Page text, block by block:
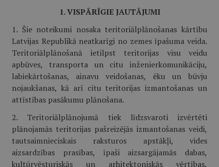
1. VISPĀRĪGIE JAUTĀJUMI
1. Šie noteikumi nosaka teritoriālplānošanas kārtību
Latvijas Republikā neatkarīgi no zemes īpašuma veida.
Teritoriālplānošanā ietilpst teritorijas visu veidu
apbūves, transporta un citu inženierkomunikāciju,
labiekārtošanas, ainavu veidošanas, ēku un būvju
nojaukšanas, kā arī citu teritorijas izmantošanas un
attīstības pasākumu plānošana.
2. Teritoriālplānojumā tiek līdzsvaroti izvērtēti
plānojamās teritorijas pašreizējās izmantošanas veidi,
tautsaimnieciskais raksturos apstākļi, vides
aizsardzības prasības, īpaši aizsargājamās dabas,
kultūrvēsturiskās un arhitektoniskās vērtības,